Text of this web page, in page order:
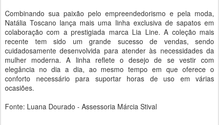
Combinando sua paixão pelo empreendedorismo e pela moda,
Natália Toscano lança mais uma linha exclusiva de sapatos em
colaboração com a prestigiada marca Lia Line. A coleção mais
recente tem sido um grande sucesso de vendas, sendo
cuidadosamente desenvolvida para atender às necessidades da
mulher moderna. A linha reflete o desejo de se vestir com
elegância no dia a dia, ao mesmo tempo em que oferece o
conforto necessário para suportar horas de uso em várias
ocasiões.
Fonte: Luana Dourado - Assessoria Márcia Stival